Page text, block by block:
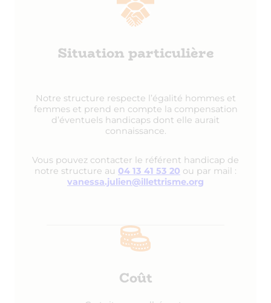
Situation particulière
Notre structure respecte l’égalité hommes et
femmes et prend en compte la compensation
d’éventuels handicaps dont elle aurait
connaissance.
Vous pouvez contacter le référent handicap de
notre structure au 04 13 41 53 20 ou par mail :
vanessa.julien@illettrisme.org
Coût